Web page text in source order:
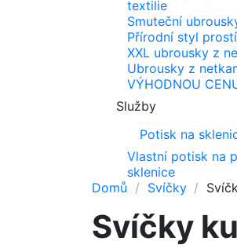
textilie
Smuteční
Přírodní styl
XXL ubrousky z
Ubrousky z
VÝHODNOU
Služby
Potisk na
Vlastní potisk na
sklenice
Domů
Svíčky
Svíčky